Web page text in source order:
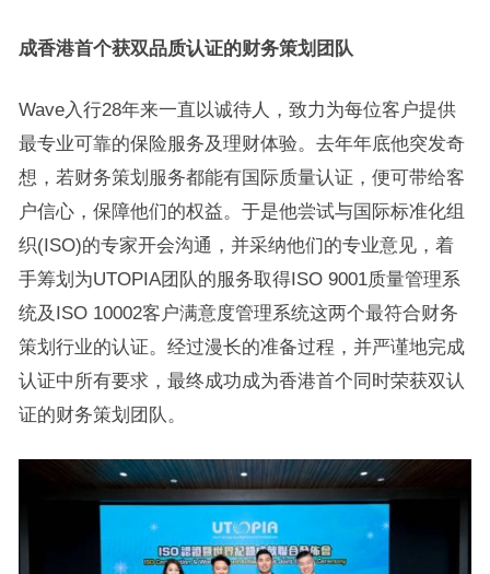
成香港首个获双品质认证的财务策划团队
Wave入行28年来一直以诚待人，致力为每位客户提供
最专业可靠的保险服务及理财体验。去年年底他突发奇
想，若财务策划服务都能有国际质量认证，便可带给客
户信心，保障他们的权益。于是他尝试与国际标准化组
织(ISO)的专家开会沟通，并采纳他们的专业意见，着
手筹划为UTOPIA团队的服务取得ISO 9001质量管理系
统及ISO 10002客户满意度管理系统这两个最符合财务
策划行业的认证。经过漫长的准备过程，并严谨地完成
认证中所有要求，最终成功成为香港首个同时荣获双认
证的财务策划团队。